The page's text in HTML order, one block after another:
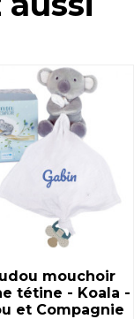
mouchoir
tétine - Koala -
et Compagnie